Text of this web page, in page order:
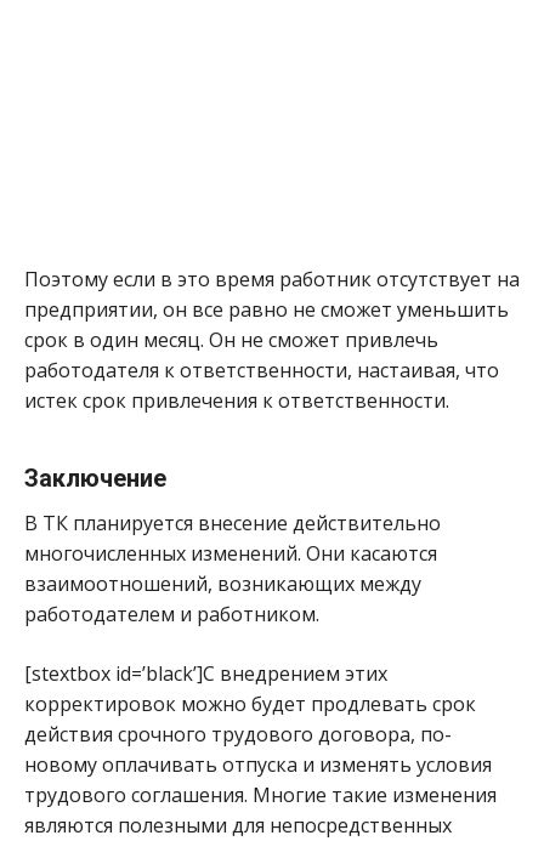
Поэтому если в это время работник отсутствует на
предприятии, он все равно не сможет уменьшить
срок в один месяц. Он не сможет привлечь
работодателя к ответственности, настаивая, что
истек срок привлечения к ответственности.
Заключение
В ТК планируется внесение действительно
многочисленных изменений. Они касаются
взаимоотношений, возникающих между
работодателем и работником.
[stextbox id=’black’]С внедрением этих
корректировок можно будет продлевать срок
действия срочного трудового договора, по-
новому оплачивать отпуска и изменять условия
трудового соглашения. Многие такие изменения
являются полезными для непосредственных